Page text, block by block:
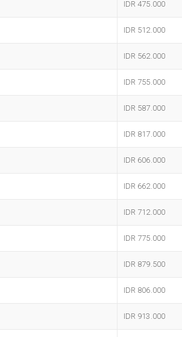
IDR 475.000
IDR 512.000
IDR 562.000
IDR 755.000
IDR 587.000
IDR 817.000
IDR 606.000
IDR 662.000
IDR 712.000
IDR 775.000
IDR 879.500
IDR 806.000
IDR 913.000